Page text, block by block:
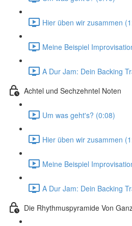
Hier üben wir zusammen
Meine Beispiel
A Dur Jam: Dein Backing
Achtel und Sechzehntel Noten
Um was geht's? (0:08)
Hier üben wir zusammen
Meine Beispiel
A Dur Jam: Dein Backing
Die Rhythmuspyramide Von